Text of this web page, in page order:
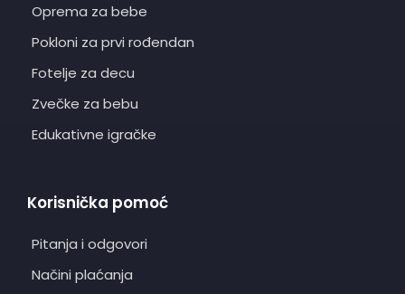
Oprema za bebe
Pokloni za prvi rođendan
Fotelje za decu
Zvečke za bebu
Edukativne igračke
Korisnička pomoć
Pitanja i odgovori
Načini plaćanja